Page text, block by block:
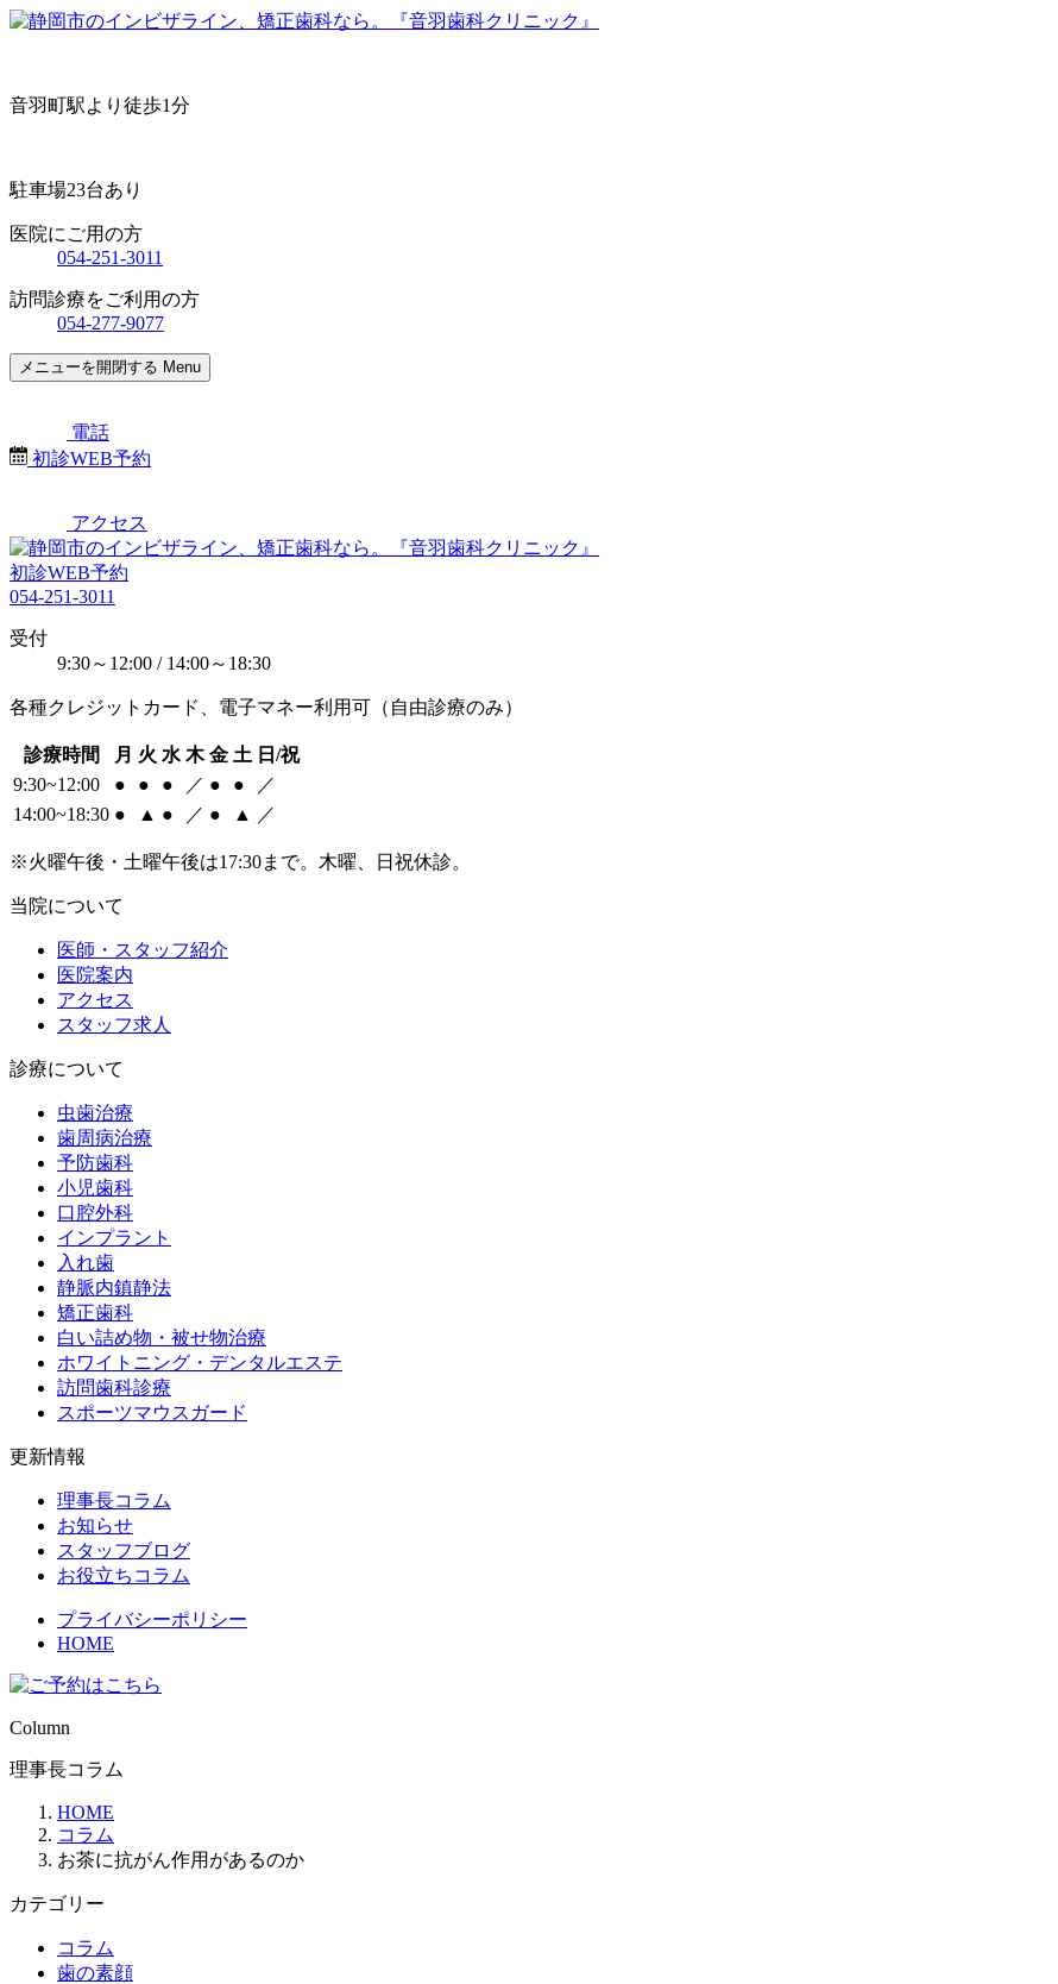
音羽町駅より徒歩1分
駐車場23台あり
医院にご用の方
054-251-3011
訪問診療をご利用の方
054-277-9077
メニューを開閉する Menu
電話
初診WEB予約
アクセス
初診WEB予約
054-251-3011
受付
9:30～12:00 / 14:00～18:30
各種クレジットカード、電子マネー利用可（自由診療のみ）
診療時間 月 火 水 木 金 土 日/祝
9:30~12:00
● ● ● ／ ● ●
／
14:00~18:30 ● ▲ ● ／ ● ▲ ／
※火曜午後・土曜午後は17:30まで。木曜、日祝休診。
当院について
医師・スタッフ紹介
医院案内
アクセス
スタッフ求人
診療について
虫歯治療
歯周病治療
予防歯科
小児歯科
口腔外科
インプラント
入れ歯
静脈内鎮静法
矯正歯科
白い詰め物・被せ物治療
ホワイトニング・デンタルエステ
訪問歯科診療
スポーツマウスガード
更新情報
理事長コラム
お知らせ
スタッフブログ
お役立ちコラム
プライバシーポリシー
HOME
Column
理事長コラム
HOME
コラム
お茶に抗がん作用があるのか
カテゴリー
コラム
歯の素顔